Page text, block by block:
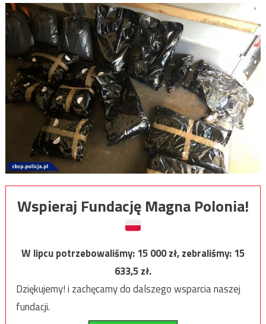
Wspieraj Fundację Magna Polonia!
W lipcu potrzebowaliśmy:15 000zł, zebraliśmy:15
633,5zł.
Dziękujemy! i zachęcamy do dalszego wsparcia naszej
fundacji.